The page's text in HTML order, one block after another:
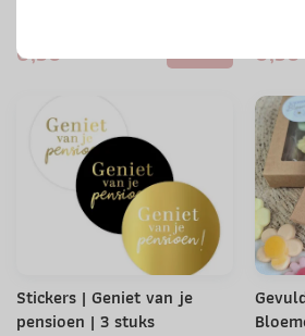
0,50 0,50
Stickers | Geniet van je
pensioen | 3 stuks